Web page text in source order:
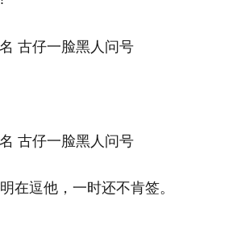
在逗他，一时还不肯签。